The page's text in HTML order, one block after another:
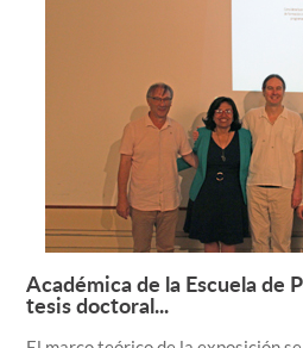
Académica de la Escuela de
tesis doctoral...